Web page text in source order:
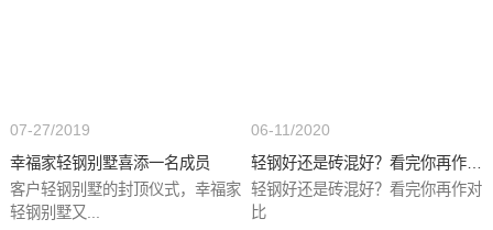
07-27/2019
幸福家轻钢别墅喜添一名成员
客户轻钢别墅的封顶仪式，幸福家
轻钢别墅又...
06-11/2020
轻钢好还是砖混好？看完你再作对
比